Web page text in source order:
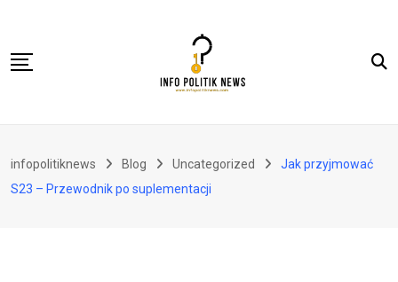
content
Politik & Hukum
infopolitiknews Blog Uncategorized
Jak przyjmować
S23 – Przewodnik po suplementacji